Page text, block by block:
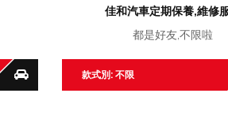
佳和汽車定期保養,維修
都是好友,不限啦
款式別: 不限